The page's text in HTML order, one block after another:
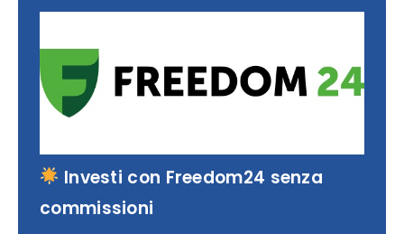
Investi con Freedom24 senza
commissioni